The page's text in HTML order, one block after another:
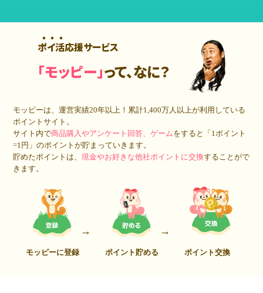
ポイ活応援サービス
「モッピー」って、なに？
モッピーは、運営実績20年以上！累計1,400万人 以上が利用している
ポイントサイト。
サイト内で商品購入やアンケート回答、ゲームをすると「1ポイント
=1円」のポイントが貯まっていきます。
貯めたポイントは、現金やお好きな他社ポイントに交換することがで
きます。
モッピーに登録 ポイント貯める ポイント交換